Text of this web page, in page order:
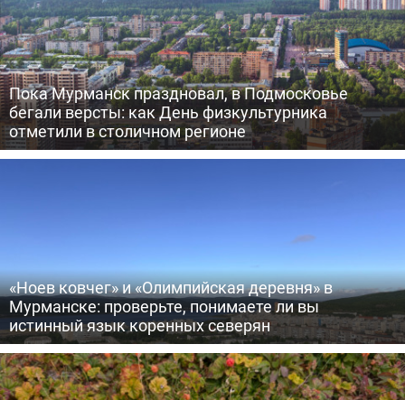
Пока Мурманск праздновал, в Подмосковье
бегали версты: как День физкультурника
отметили в столичном регионе
«Ноев ковчег» и «Олимпийская деревня» в
Мурманске: проверьте, понимаете ли вы
истинный язык коренных северян